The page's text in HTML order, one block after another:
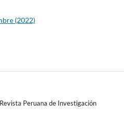
(2022)
Peruana de Investigación